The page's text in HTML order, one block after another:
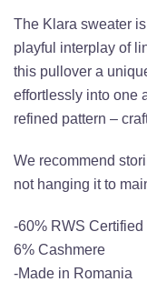
The Klara sweater
playful interplay of
this pullover a
effortlessly into one
refined pattern –
We recommend
not hanging it to
-60% RWS
6% Cashmere
-Made in Romania